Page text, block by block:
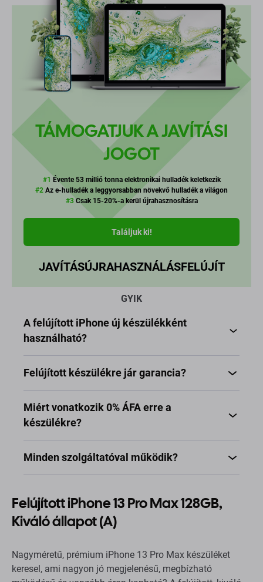
TÁMOGATJUK A JAVÍTÁSI
JOGOT
Évente 53 millió tonna elektronikai hulladék keletkezik
Az e-hulladék a leggyorsabban növekvő hulladék a világon
JAVÍTÁSÚJRAHASZNÁLÁSFELÚJÍT
GYIK
A felújított iPhone új készülékként
használható?
Felújított készülékre jár garancia?
Miért vonatkozik 0% ÁFA erre a
készülékre?
Minden szolgáltatóval működik?
Felújított iPhone 13 Pro Max 128GB,
Nagyméretű, prémium iPhone 13 Pro Max készüléket